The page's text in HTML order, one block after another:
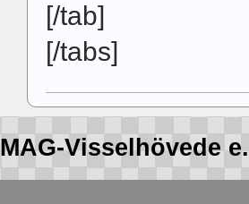
[/tab]
[/tabs]
MAG-Visselhövede